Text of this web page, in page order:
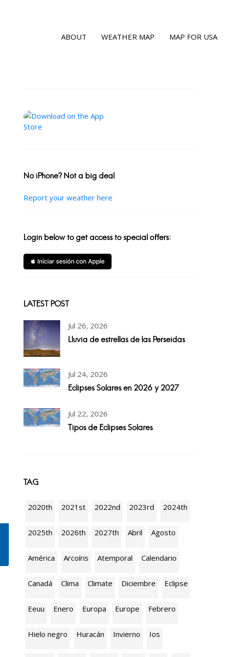
ABOUT WEATHER MAP MAP FOR USA
No iPhone? Not a big deal
Report your weather here
Login below to get access to special offers:
LATEST POST
Jul 26, 2026
Lluvia de estrellas de las Perseidas
Jul 24, 2026
Eclipses Solares en 2026 y 2027
Jul 22, 2026
Tipos de Eclipses Solares
TAG
2020th 2021st 2022nd 2023rd 2024th
2025th 2026th 2027th Abril Agosto
América Arcoíris Atemporal Calendario
Canadá Clima Climate Diciembre Eclipse
Eeuu Enero Europa Europe Febrero
Hielo negro Huracán Invierno Ios